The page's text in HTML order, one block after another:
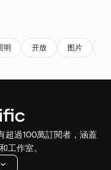
明 开放 图片
超過100萬訂閱者，涵蓋
工作室。